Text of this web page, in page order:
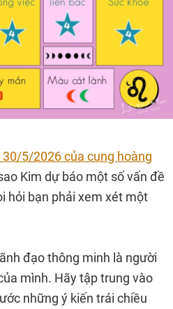
5/2026 của cung hoàng
Kim dự báo một số vấn đề
hỏi bạn phải xem xét một
đạo thông minh là người
mình. Hãy tập trung vào
những ý kiến trái chiều